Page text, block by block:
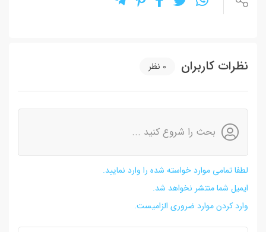
نظرات کاربران 0 نظر
بحث را شروع کنید ...
لطفا تمامی موارد خواسته شده را وارد نمایید.
ایمیل شما منتشر نخواهد شد.
وارد کردن موارد ضروری الزامیست.